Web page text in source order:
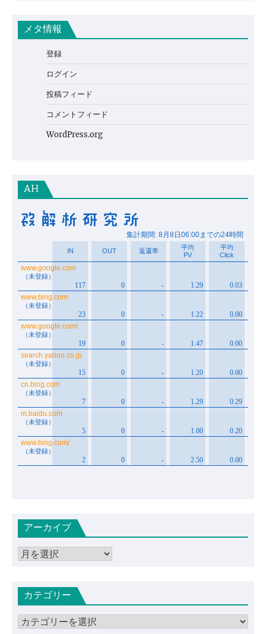
メタ情報
登録
ログイン
投稿フィード
コメントフィード
WordPress.org
AH
アーカイブ
ア
イカテゴリー
カ